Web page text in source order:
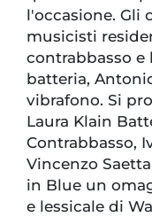
l'occasione. Gli
musicisti
contrabbasso e
batteria,
vibrafono. Si
Laura Klain
Contrabbasso,
Vincenzo
in Blue un
e lessicale di